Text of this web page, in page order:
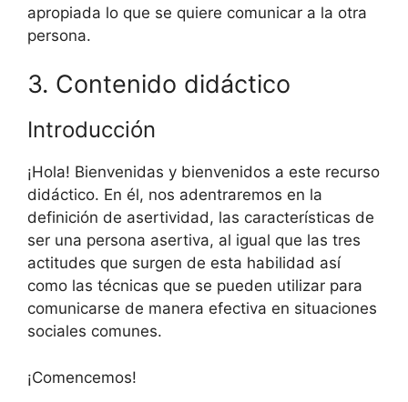
apropiada lo que se quiere comunicar a la otra
persona.
3. Contenido didáctico
Introducción
¡Hola! Bienvenidas y bienvenidos a este recurso
didáctico. En él, nos adentraremos en la
definición de asertividad, las características de
ser una persona asertiva, al igual que las tres
actitudes que surgen de esta habilidad así
como las técnicas que se pueden utilizar para
comunicarse de manera efectiva en situaciones
sociales comunes.
¡Comencemos!